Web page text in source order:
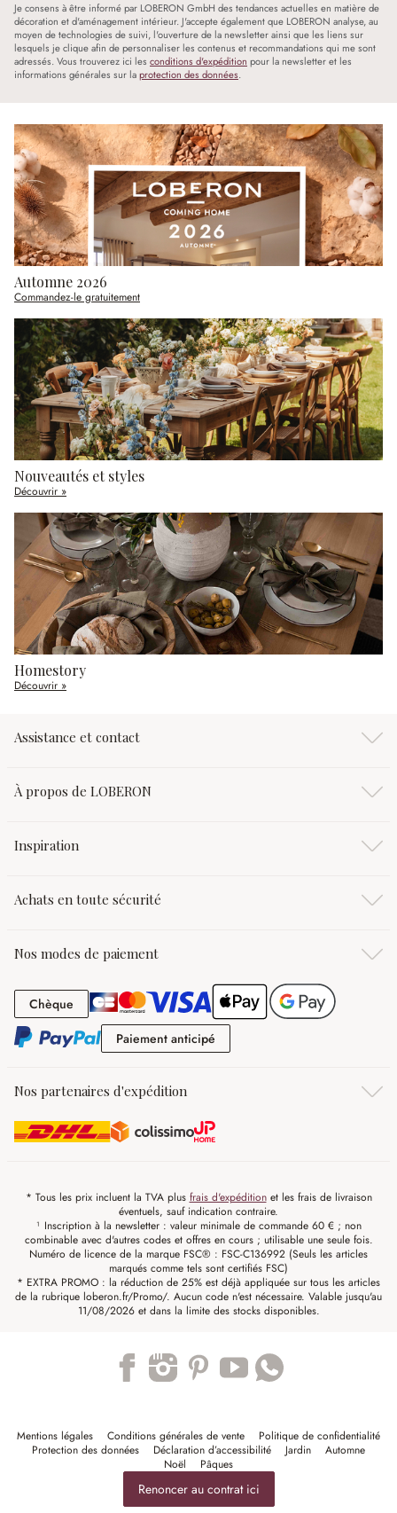
Je consens à être informé par LOBERON GmbH des tendances actuelles en matière de
décoration et d'aménagement intérieur. J'accepte également que LOBERON analyse, au
moyen de technologies de suivi, l'ouverture de la newsletter ainsi que les liens sur
lesquels je clique afin de personnaliser les contenus et recommandations qui me sont
adressés. Vous trouverez ici les conditions d'expédition pour la newsletter et les
informations générales sur laprotection des données.
Automne 2026
Commandez-le gratuitement
Nouveautés et styles
Découvrir »
Homestory
Découvrir »
Assistance et contact
À propos de LOBERON
Inspiration
Achats en toute sécurité
Nos modes de paiement
Chèque Chèque
Paiement anticipé
Nos partenaires d'expédition
* Tous les prix incluent la TVA plus frais d'expéditionet les frais de livraison
éventuels, sauf indication contraire.
¹ Inscription à la newsletter : valeur minimale de commande 60 € ; non
combinable avec d'autres codes et offres en cours ; utilisable une seule fois.
Numéro de licence de la marque FSC® : FSC-C136992 (Seuls les articles
marqués comme tels sont certifiés FSC)
* EXTRA PROMO : la réduction de 25% est déjà appliquée sur tous les articles
de la rubrique loberon.fr/Promo/. Aucun code n'est nécessaire. Valable jusqu'au
11/08/2026 et dans la limite des stocks disponibles.
Mentions légales Conditions générales de vente
Politique de confidentialité
Protection des données
Déclaration d’accessibilité Jardin
Automne
Noël
Pâques
Renoncer au contrat ici